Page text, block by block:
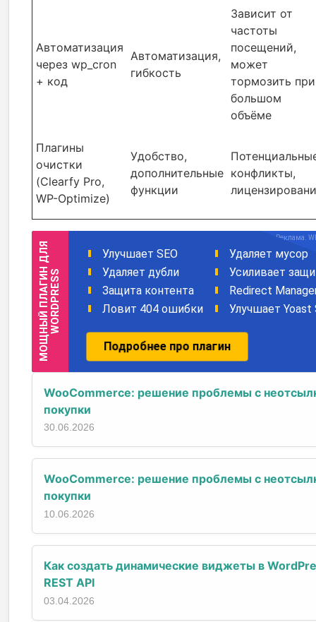
Автоматизация
через wp_cron
+ код
Автоматизация,
гибкость
Зависит от
частоты
посещений,
может
тормозить при
большом
объёме
Плагины
очистки
(Clearfy Pro,
WP-Optimize)
Удобство,
дополнительные
функции
конфликты,
WooCommerce: решение проблемы с
покупки
30.06.2026
WooCommerce: решение проблемы с
покупки
10.06.2026
Как создать динамические виджеты в
REST API
03.04.2026